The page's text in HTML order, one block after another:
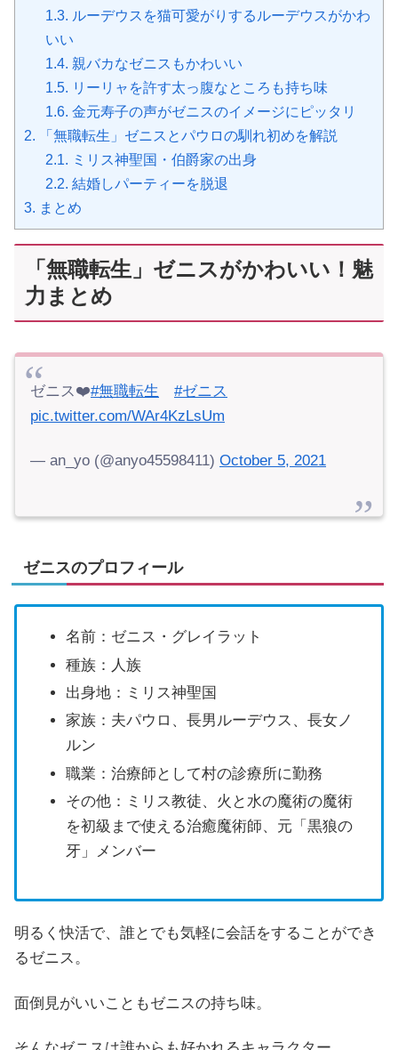
1.3. ルーデウスを猫可愛がりするルーデウスがかわ
いい
1.4. 親バカなゼニスもかわいい
1.5. リーリャを許す太っ腹なところも持ち味
1.6. 金元寿子の声がゼニスのイメージにピッタリ
2. 「無職転生」ゼニスとパウロの馴れ初めを解説
2.1. ミリス神聖国・伯爵家の出身
2.2. 結婚しパーティーを脱退
3. まとめ
「無職転生」ゼニスがかわいい！魅
力まとめ
ゼニス❤️#無職転生
#ゼニス
pic.twitter.com/WAr4KzLsUm
— an_yo (@anyo45598411) October 5, 2021
ゼニスのプロフィール
名前：ゼニス・グレイラット
種族：人族
出身地：ミリス神聖国
家族：夫パウロ、長男ルーデウス、長女ノ
ルン
職業：治療師として村の診療所に勤務
その他：ミリス教徒、火と水の魔術の魔術
を初級まで使える治癒魔術師、元「黒狼の
牙」メンバー
明るく快活で、誰とでも気軽に会話をすることができ
るゼニス。
面倒見がいいこともゼニスの持ち味。